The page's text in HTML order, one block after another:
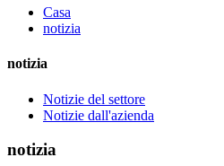
Casa
notizia
notizia
Notizie del settore
Notizie dall'azienda
notizia